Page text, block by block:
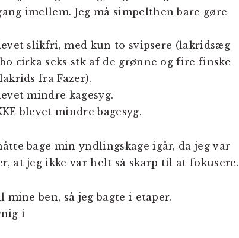
imellem. Jeg må simpelthen bare gøre
slikfri, med kun to svipsere (lakridsæg
cirka seks stk af de grønne og fire finske
fra Fazer).
mindre kagesyg.
blevet mindre bagesyg.
bage min yndlingskage igår, da jeg var
at jeg ikke var helt så skarp til at fokusere.
ben, så jeg bagte i etaper.
i